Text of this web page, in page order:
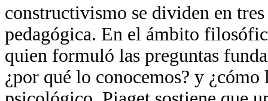
constructivismo se dividen en
pedagógica. En el ámbito
quien formuló las preguntas
¿por qué lo conocemos? y